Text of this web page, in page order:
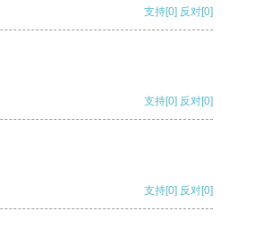
支持[0] 反对[0]
支持[0] 反对[0]
支持[0] 反对[0]